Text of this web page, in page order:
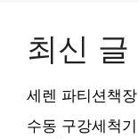
최신 글
세렌 파티션책
수동 구강세척